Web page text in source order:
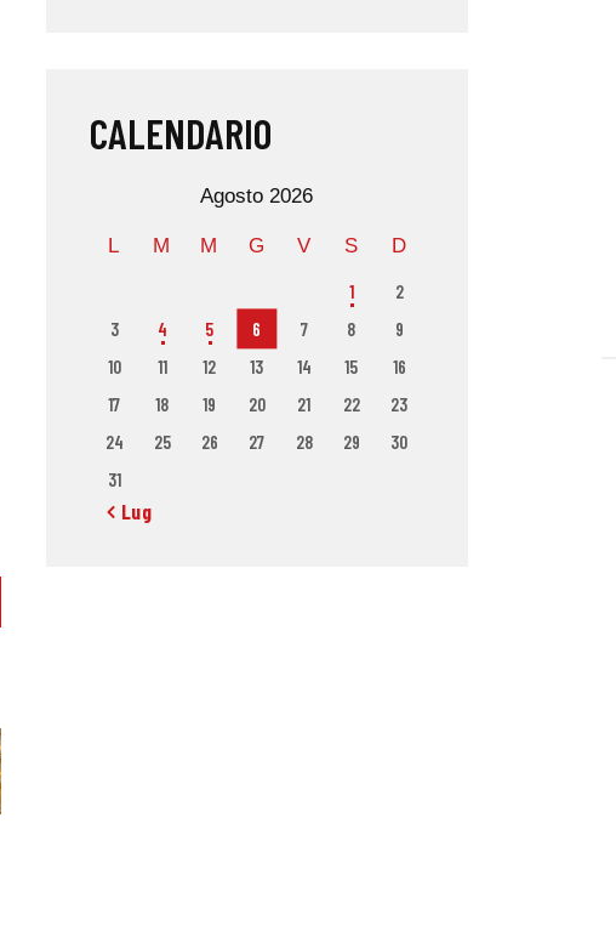
CALENDARIO
Agosto 2026
L M M G V S D
1
2
3
4 5 6 7 8
9
10
11 12 13 14 15
16
17
18 19 20 21 22
23
24
25 26 27 28 29
30
31
« Lug